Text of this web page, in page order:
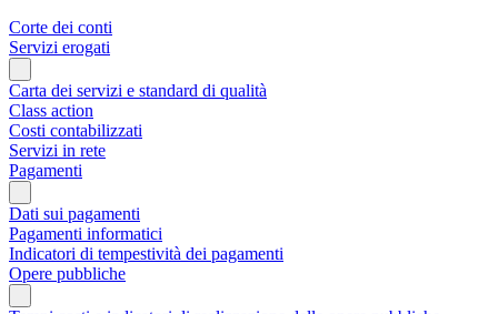
Corte dei conti
Servizi erogati
Carta dei servizi e standard di qualità
Class action
Costi contabilizzati
Servizi in rete
Pagamenti
Dati sui pagamenti
Pagamenti informatici
Indicatori di tempestività dei pagamenti
Opere pubbliche